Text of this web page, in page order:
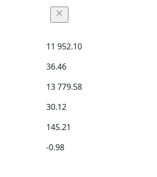
11 952.10
36.46
13 779.58
30.12
145.21
-0.98